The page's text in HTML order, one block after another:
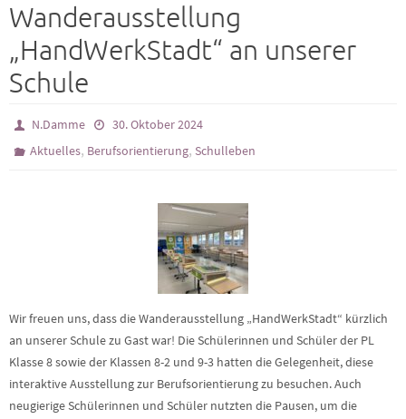
Wanderausstellung
„HandWerkStadt“ an unserer
Schule
N.Damme
30. Oktober 2024
Aktuelles, Berufsorientierung, Schulleben
Wir freuen uns, dass die Wanderausstellung „HandWerkStadt“ kürzlich
an unserer Schule zu Gast war! Die Schülerinnen und Schüler der PL
Klasse 8 sowie der Klassen 8-2 und 9-3 hatten die Gelegenheit, diese
interaktive Ausstellung zur Berufsorientierung zu besuchen. Auch
neugierige Schülerinnen und Schüler nutzten die Pausen, um die